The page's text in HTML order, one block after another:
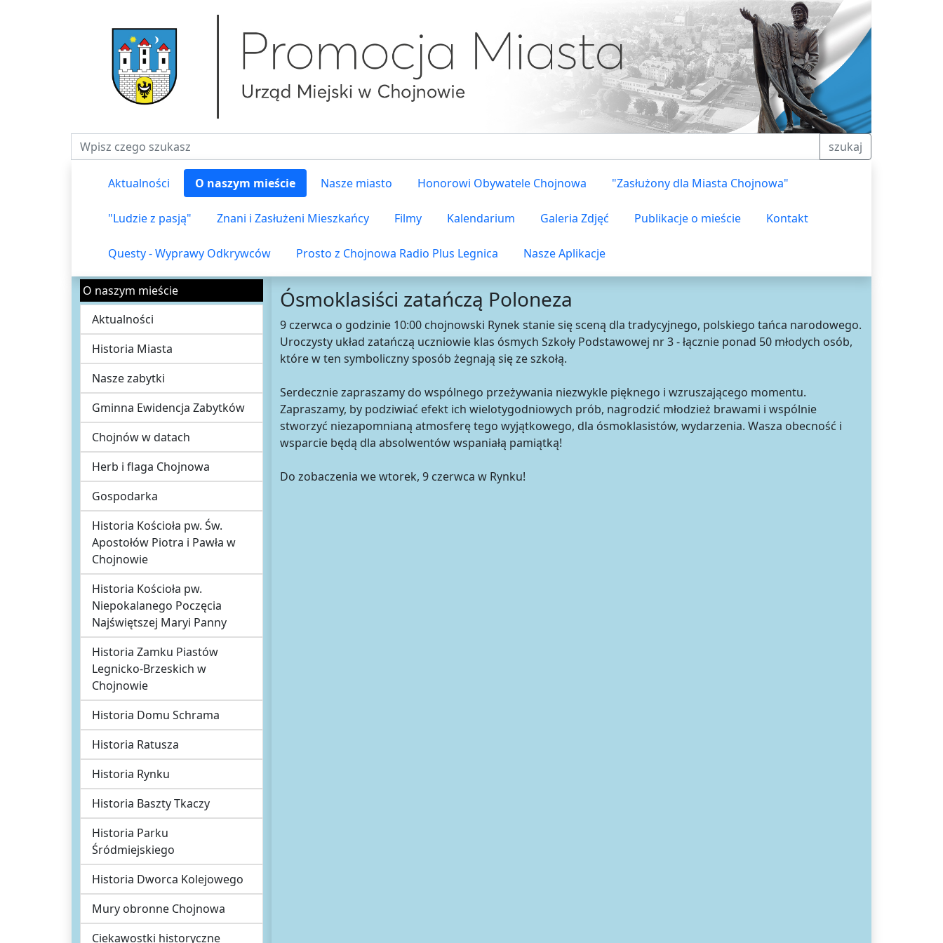
Fraza do wyszukiwania szukaj
Aktualności O naszym mieście Nasze miasto Honorowi Obywatele Chojnowa "Zasłużony dla Miasta Chojnowa"
"Ludzie z pasją" Znani i Zasłużeni Mieszkańcy Filmy Kalendarium Galeria Zdjęć Publikacje o mieście Kontakt
Questy - Wyprawy Odkrywców Prosto z Chojnowa Radio Plus Legnica Nasze Aplikacje
O naszym mieście
Aktualności
Historia Miasta
Nasze zabytki
Gminna Ewidencja Zabytków
Chojnów w datach
Herb i flaga Chojnowa
Gospodarka
Historia Kościoła pw. Św.
Apostołów Piotra i Pawła w
Chojnowie
Historia Kościoła pw.
Niepokalanego Poczęcia
Najświętszej Maryi Panny
Historia Zamku Piastów
Legnicko-Brzeskich w
Chojnowie
Historia Domu Schrama
Historia Ratusza
Historia Rynku
Historia Baszty Tkaczy
Historia Parku
Śródmiejskiego
Historia Dworca Kolejowego
Mury obronne Chojnowa
Ciekawostki historyczne
Ósmoklasiści zatańczą Poloneza
9 czerwca o godzinie 10:00 chojnowski Rynek stanie się sceną dla tradycyjnego, polskiego tańca narodowego.
Uroczysty układ zatańczą uczniowie klas ósmych Szkoły Podstawowej nr 3 - łącznie ponad 50 młodych osób,
które w ten symboliczny sposób żegnają się ze szkołą.
Serdecznie zapraszamy do wspólnego przeżywania niezwykle pięknego i wzruszającego momentu.
Zapraszamy, by podziwiać efekt ich wielotygodniowych prób, nagrodzić młodzież brawami i wspólnie
stworzyć niezapomnianą atmosferę tego wyjątkowego, dla ósmoklasistów, wydarzenia. Wasza obecność i
wsparcie będą dla absolwentów wspaniałą pamiątką!
Do zobaczenia we wtorek, 9 czerwca w Rynku!